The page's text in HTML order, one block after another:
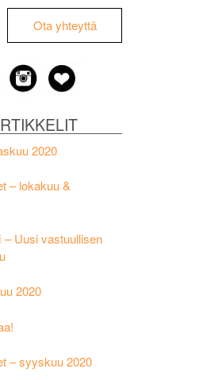
Ota yhteyttä
2020
– lokakuu &
Uusi vastuullisen
2020
– syyskuu 2020